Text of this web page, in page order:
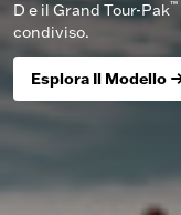
D e il Grand Tour-Pak™
condiviso.
Esplora Il Modello